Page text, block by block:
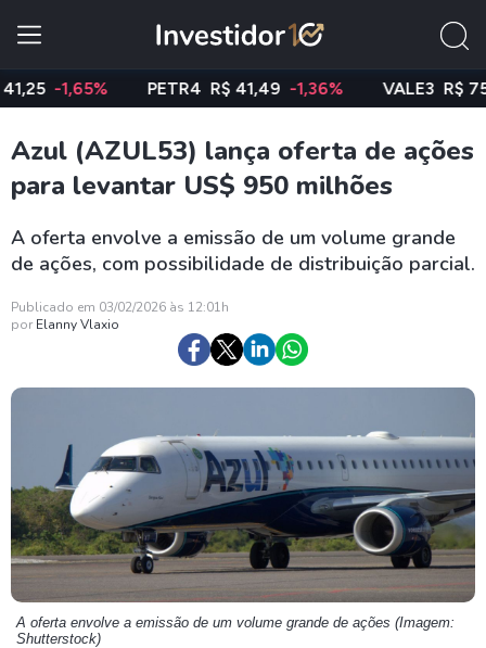
-1,65% PETR4 R$ 41,49 -1,36% VALE3 R$ 75,39
Azul (AZUL53) lança oferta de ações
para levantar US$ 950 milhões
A oferta envolve a emissão de um volume grande
de ações, com possibilidade de distribuição parcial.
Publicado em 03/02/2026 às 12:01h
por Elanny Vlaxio
A oferta envolve a emissão de um volume grande de ações (Imagem:
Shutterstock)